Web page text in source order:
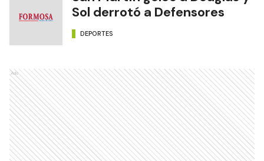
Sol derrotó a Defensores
DEPORTES
Ads